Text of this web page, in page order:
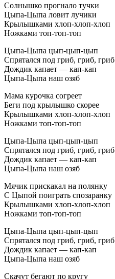
Солнышко прогнало тучки
Цыпа-Цыпа ловит лучики
Крылышками хлоп-хлоп-хлоп
Ножками топ-топ-топ
Цыпа-Цыпа цып-цып-цып
Спрятался под гриб, гриб, гриб
Дождик капает — кап-кап
Цыпа-Цыпа наш озяб
Мама курочка согреет
Беги под крылышко скорее
Крылышками хлоп-хлоп-хлоп
Ножками топ-топ-топ
Цыпа-Цыпа цып-цып-цып
Спрятался под гриб, гриб, гриб
Дождик капает — кап-кап
Цыпа-Цыпа наш озяб
Мячик прискакал на полянку
С Цыпой поиграть спозаранку
Крылышками хлоп-хлоп-хлоп
Ножками топ-топ-топ
Цыпа-Цыпа цып-цып-цып
Спрятался под гриб, гриб, гриб
Дождик капает — кап-кап
Цыпа-Цыпа наш озяб
Скачут бегают по кругу